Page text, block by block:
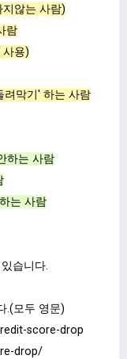
않는 사람)
람
사용)
려막기' 하는 사람
하는 사람
는 사람
습니다.
.(모두 영문)
score-drop
drop/